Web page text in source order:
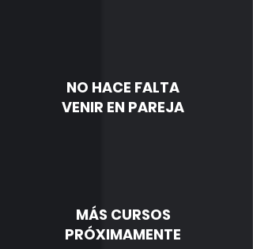
NO HACE FALTA
VENIR EN PAREJA
MÁS CURSOS
PRÓXIMAMENTE